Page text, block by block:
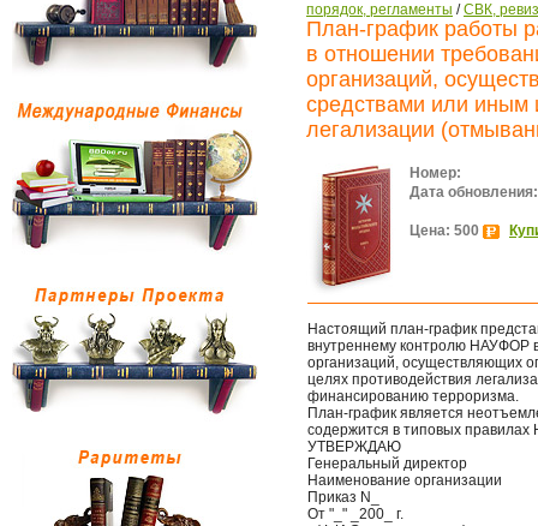
порядок, регламенты /СВК,
План-график работы
в отношении
организаций,
средствами или иным
легализации
Номер:
Дата обновления:
Цена: 500
Настоящий план-график
внутреннему контролю НАУФОР
организаций, осуществляющих
целях противодействия
финансированию терроризма.
План-график является
содержится в типовых
УТВЕРЖДАЮ
Генеральный директор
Наименование организации
Приказ N_
От "_" _200_ г.